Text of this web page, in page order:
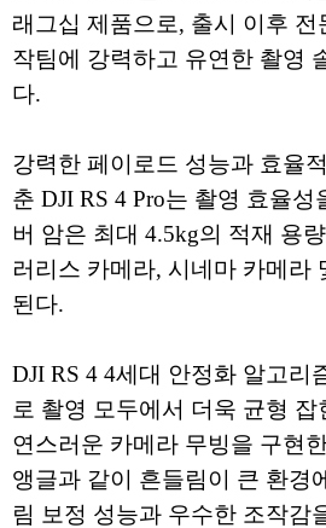
래그십 제품으로, 출시 이후 전
작팀에 강력하고 유연한 촬영
다.
강력한 페이로드 성능과 효율
춘 DJI RS 4 Pro는 촬영 효율성
버 암은 최대 4.5kg의 적재 용
러리스 카메라, 시네마 카메라
된다.
DJI RS 4 4세대 안정화 알고리
로 촬영 모두에서 더욱 균형
연스러운 카메라 무빙을 구현
앵글과 같이 흔들림이 큰 환경
림 보정 성능과 우수한 조작감